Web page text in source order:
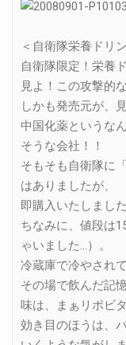
＜自衛隊栄養ドリ
自衛隊限定！栄養
見よ！この攻撃的
しかも発売元が、
中国化薬というな
そうな会社！！
そもそも自衛隊に
はありましたが、
即購入いたしました
ちなみに、値段は
ゃいました…）。
冷蔵庫で冷やされ
その場で飲んだ記
味は、まぁリポビ
効き目のほうは、